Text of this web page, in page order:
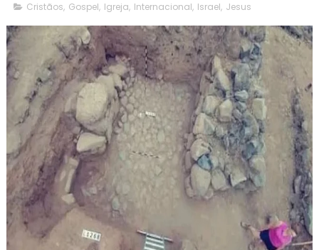
Cristãos, Gospel, Igreja, Internacional, Israel, Jesus